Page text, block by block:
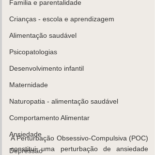
KidsCare
Familia e parentalidade
Crianças - escola e aprendizagem
Alimentação saudável
Psicopatologias
Desenvolvimento infantil
Maternidade
Naturopatia - alimentação saudável
Comportamento Alimentar
Ansiedade
Depressão
A Perturbação Obsessivo-Compulsiva (POC)
constitui uma perturbação de ansiedade